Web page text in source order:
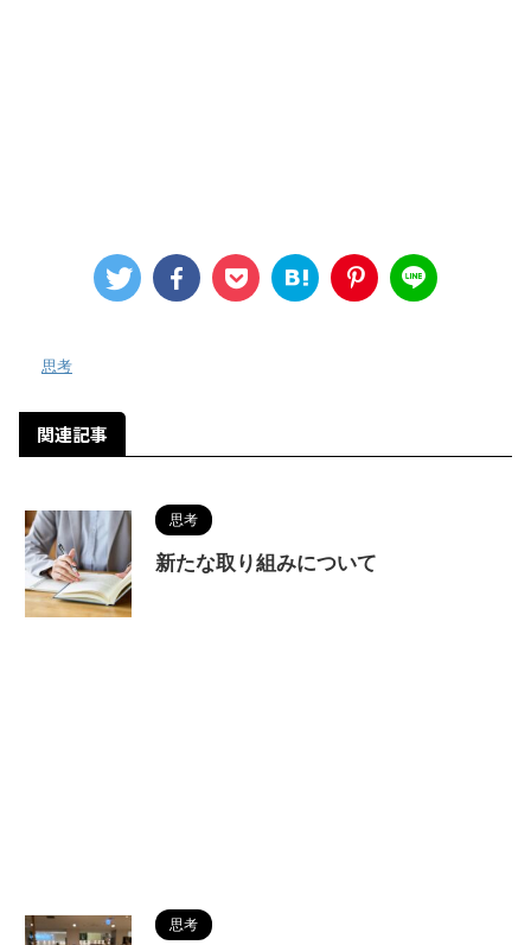
思考
関連記事
思考
新たな取り組みについて
思考